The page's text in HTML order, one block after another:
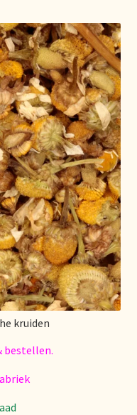
kruiden
bestellen.